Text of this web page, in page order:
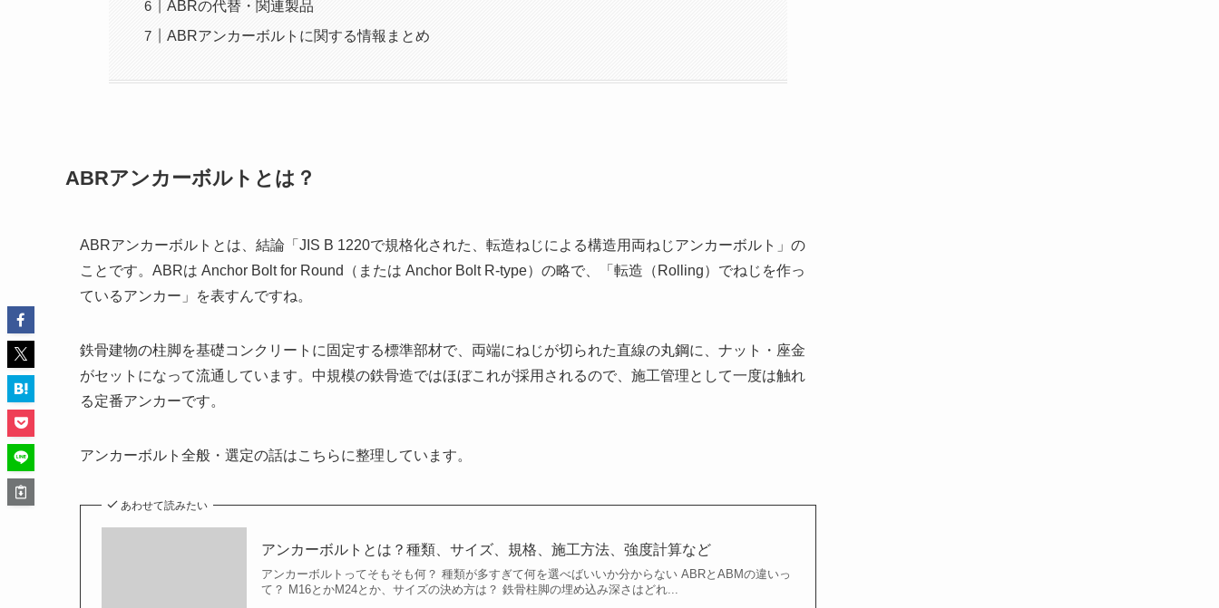
ABRの代替・関連製品
ABRアンカーボルトに関する情報まとめ
ABRアンカーボルトとは？
ABRアンカーボルトとは、結論「JIS B 1220で規格化された、転造ねじによる構造用両ねじアンカーボルト」の
ことです。ABRは Anchor Bolt for Round（または Anchor Bolt R-type）の略で、「転造（Rolling）でねじを作っ
ているアンカー」を表すんですね。
鉄骨建物の柱脚を基礎コンクリートに固定する標準部材で、両端にねじが切られた直線の丸鋼に、ナット・座金
がセットになって流通しています。中規模の鉄骨造ではほぼこれが採用されるので、施工管理として一度は触れ
る定番アンカーです。
アンカーボルト全般・選定の話はこちらに整理しています。
あわせて読みたい
アンカーボルトとは？種類、サイズ、規格、施工方法、強度計算など
アンカーボルトってそもそも何？ 種類が多すぎて何を選べばいいか分からない ABRとABMの違いっ
て？ M16とかM24とか、サイズの決め方は？ 鉄骨柱脚の埋め込み深さはどれ...